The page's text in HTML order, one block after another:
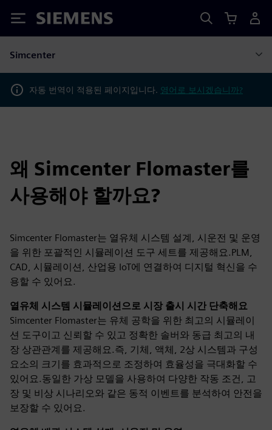
Siemens
Simcenter
자동 번역이 적용된 페이지입니다. 영어로 보시겠습니까?
왜 Simcenter Flomaster를
사용해야 할까요?
Simcenter Flomaster는 열유체 시스템 설계, 시운전 및 운영
을 위한 포괄적인 시뮬레이션 도구 세트를 제공해요.PLM,
CAD, 시뮬레이션, 산업용 IoT에 연결하여 디지털 혁신을 수
용할 수 있어요.
열유체 시스템 시뮬레이션으로 시장 출시 시간 단축해요
Simcenter Flomaster는 유체 공학을 위한 최고의 시뮬레이
션 도구이고 신뢰할 수 있고 정확한 솔버와 동급 최고의 내
장 상관관계를 제공해요.즉, 기체, 액체, 2상 시스템과 구성
요소의 크기를 효과적으로 조정하여 효율성을 극대화할 수
있어요.동일한 가상 모델을 사용하여 다양한 작동 조건, 고
장 및 비상 시나리오와 같은 동적 이벤트를 분석하여 안전을
보장할 수 있어요.